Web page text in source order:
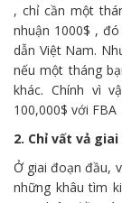
, chỉ cần một
nhuận 1000$ ,
dẫn Việt Nam.
nếu một tháng
khác. Chính vì
100,000$ với FBA
2. Chỉ vất vả
Ở giai đoạn đầu,
những khâu tìm